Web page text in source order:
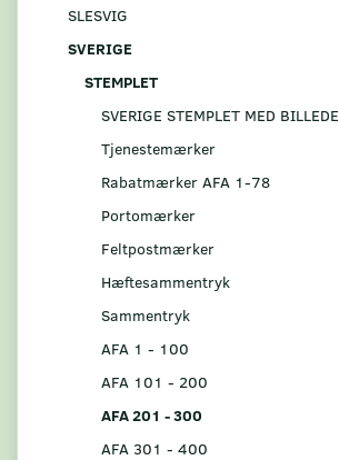
SLESVIG
SVERIGE
STEMPLET
SVERIGE STEMPLET MED BILLEDE
Tjenestemærker
Rabatmærker AFA 1-78
Portomærker
Feltpostmærker
Hæftesammentryk
Sammentryk
AFA 1 - 100
AFA 101 - 200
AFA 201 - 300
AFA 301 - 400